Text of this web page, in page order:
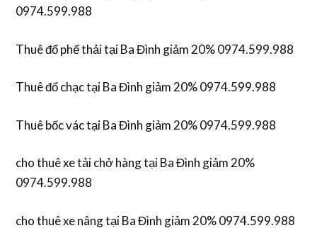
0974.599.988
Thuê đổ phế thải tại Ba Đình giảm 20% 0974.599.988
Thuê đổ chạc tại Ba Đình giảm 20% 0974.599.988
Thuê bốc vác tại Ba Đình giảm 20% 0974.599.988
cho thuê xe tải chở hàng tại Ba Đình giảm 20%
0974.599.988
cho thuê xe nâng tại Ba Đình giảm 20% 0974.599.988